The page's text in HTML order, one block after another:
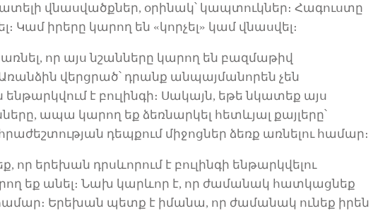
վնասվածքներ, օրինակ՝ կապտուկներ։ Հագուստը
Կամ իրերը կարող են «կորչել» կամ վնասվել։
որ այս նշանները կարող են բազմաթիվ
Առանձին վերցրած՝ դրանք անպայմանորեն չեն
է բուլինգի։ Սակայն, եթենկատեք այս
ապա կարող եք ձեռնարկել հետևյալ քայլերը՝
դեպքում միջոցներ ձեռք առնելու համար։
որ երեխան դրսևորում է բուլինգի ենթարկվելու
եք անել։ Նախ կարևոր է, որ ժամանակ հատկացնեք
Երեխան պետք է իմանա, որ ժամանակ ունեք իրեն